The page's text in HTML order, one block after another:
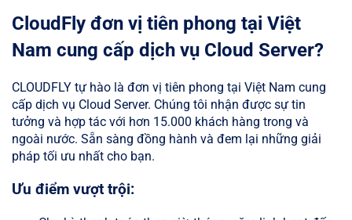
CloudFly đơn vị tiên phong tại Việt
Nam cung cấp dịch vụ Cloud Server?
CLOUDFLY tự hào là đơn vị tiên phong tại Việt Nam cung
cấp dịch vụ Cloud Server. Chúng tôi nhận được sự tin
tưởng và hợp tác với hơn 15.000 khách hàng trong và
ngoài nước. Sẵn sàng đồng hành và đem lại những giải
pháp tối ưu nhất cho bạn.
Ưu điểm vượt trội: